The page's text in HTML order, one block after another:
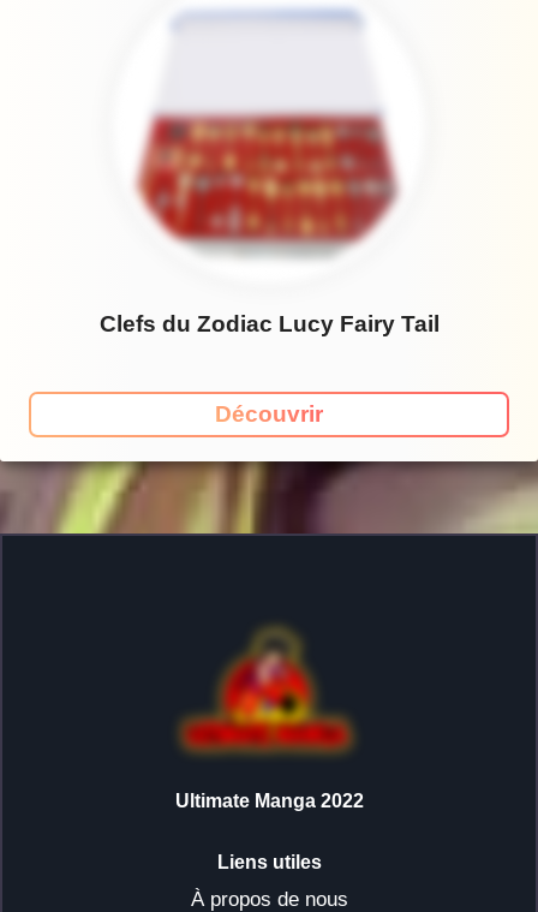
Clefs du Zodiac Lucy Fairy Tail
Découvrir
Ultimate Manga 2022
Liens utiles
À propos de nous